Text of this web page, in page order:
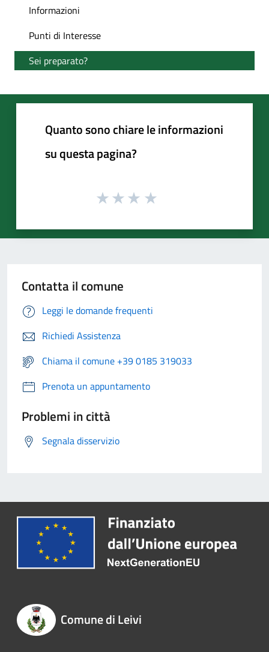
Informazioni
Punti di Interesse
Sei preparato?
Quanto sono chiare le informazioni
su questa pagina?
Contatta il comune
Leggi le domande frequenti
Richiedi Assistenza
Chiama il comune +39 0185 319033
Prenota un appuntamento
Problemi in città
Segnala disservizio
Comune di Leivi